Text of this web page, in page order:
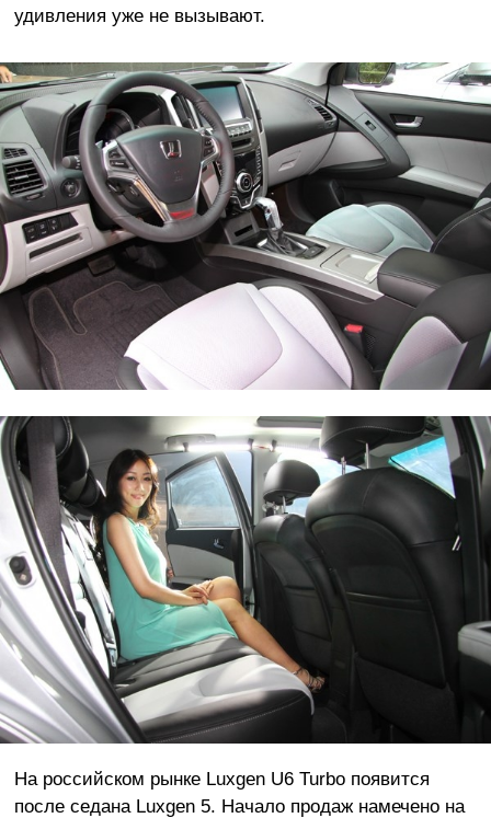
удивления уже не вызывают.
На российском рынке Luxgen U6 Turbo появится
после седана Luxgen 5. Начало продаж намечено на